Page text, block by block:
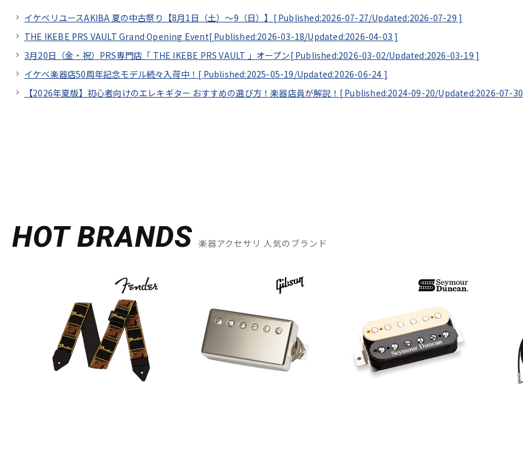
イケベリユースAKIBA 夏の中古祭り【8月1日（土）～9（日）】[ Published:2026-07-27/Updated:2026-07-29 ]
THE IKEBE PRS VAULT Grand Opening Event[ Published:2026-03-18/Updated:2026-04-03 ]
3月20日（金・祝）PRS専門店「 THE IKEBE PRS VAULT 」オープン[ Published:2026-03-02/Updated:2026-03-19 ]
イケベ楽器店50周年記念モデル続々入荷中！[ Published:2025-05-19/Updated:2026-06-24 ]
【2026年夏版】初心者向けのエレキギター おすすめの選び方！楽器店員が解説！[ Published:2024-09-20/Updated:2026-07-30
HOT BRANDS 楽器アクセサリ 人気のブランド